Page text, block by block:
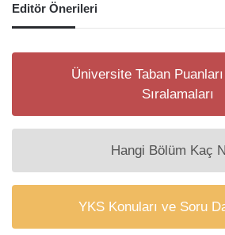
Editör Önerileri
Üniversite Taban
Sıralamaları
Hangi Bölüm Kaç
YKS Konuları ve Soru